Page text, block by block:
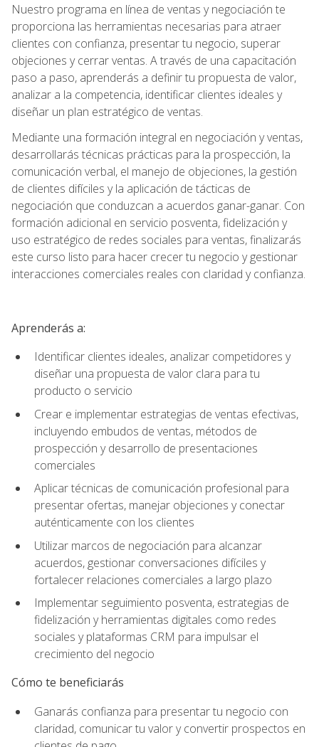
Nuestro programa en línea de ventas y negociación te
proporciona las herramientas necesarias para atraer
clientes con confianza, presentar tu negocio, superar
objeciones y cerrar ventas. A través de una capacitación
paso a paso, aprenderás a definir tu propuesta de valor,
analizar a la competencia, identificar clientes ideales y
diseñar un plan estratégico de ventas.
Mediante una formación integral en negociación y ventas,
desarrollarás técnicas prácticas para la prospección, la
comunicación verbal, el manejo de objeciones, la gestión
de clientes difíciles y la aplicación de tácticas de
negociación que conduzcan a acuerdos ganar-ganar. Con
formación adicional en servicio posventa, fidelización y
uso estratégico de redes sociales para ventas, finalizarás
este curso listo para hacer crecer tu negocio y gestionar
interacciones comerciales reales con claridad y confianza.
Aprenderás a:
Identificar clientes ideales, analizar competidores y
diseñar una propuesta de valor clara para tu
producto o servicio
Crear e implementar estrategias de ventas efectivas,
incluyendo embudos de ventas, métodos de
prospección y desarrollo de presentaciones
comerciales
Aplicar técnicas de comunicación profesional para
presentar ofertas, manejar objeciones y conectar
auténticamente con los clientes
Utilizar marcos de negociación para alcanzar
acuerdos, gestionar conversaciones difíciles y
fortalecer relaciones comerciales a largo plazo
Implementar seguimiento posventa, estrategias de
fidelización y herramientas digitales como redes
sociales y plataformas CRM para impulsar el
crecimiento del negocio
Cómo te beneficiarás
Ganarás confianza para presentar tu negocio con
claridad, comunicar tu valor y convertir prospectos en